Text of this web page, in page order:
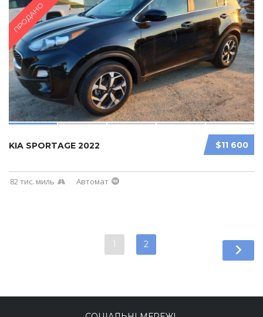
ПРОДАНО
$11 600
KIA SPORTAGE 2022
82 тис. миль Автомат
1 2